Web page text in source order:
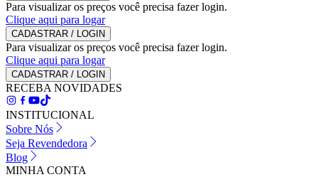
Para visualizar os preços você precisa fazer login.
Clique aqui para logar
CADASTRAR / LOGIN
Para visualizar os preços você precisa fazer login.
Clique aqui para logar
CADASTRAR / LOGIN
RECEBA NOVIDADES
INSTITUCIONAL
Sobre Nós
Seja Revendedora
Blog
MINHA CONTA